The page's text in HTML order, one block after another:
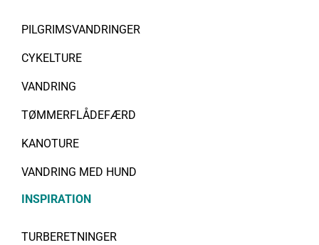
PILGRIMSVANDRINGER
CYKELTURE
VANDRING
TØMMERFLÅDEFÆRD
KANOTURE
VANDRING MED HUND
INSPIRATION
TURBERETNINGER